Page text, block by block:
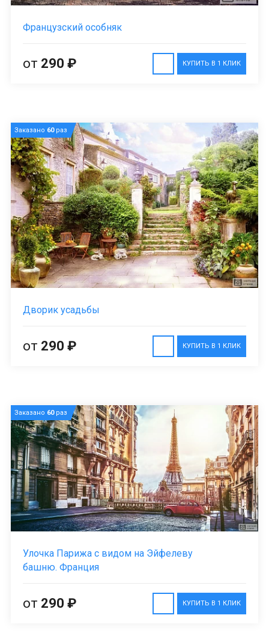
Французский особняк
КУПИТЬ В 1 КЛИК
от 290 ₽
Заказано 60раз
Дворик усадьбы
КУПИТЬ В 1 КЛИК
от 290 ₽
Заказано 60раз
Улочка Парижа с видом на Эйфелеву
башню. Франция
КУПИТЬ В 1 КЛИК
от 290 ₽